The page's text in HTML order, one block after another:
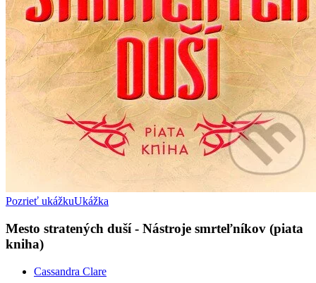
Pozrieť ukážkuUkážka
Mesto stratených duší - Nástroje smrteľníkov (piata
kniha)
Cassandra Clare